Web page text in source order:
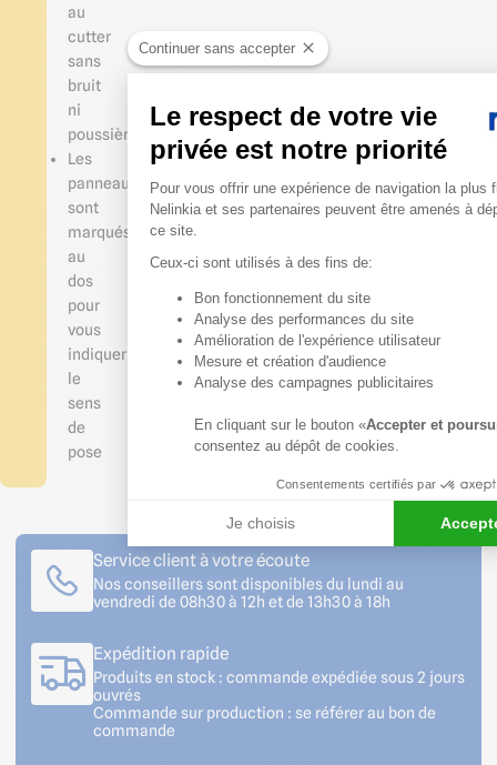
au
cutter
sans
bruit
ni
poussière
Les
panneaux
sont
marqués
au
dos
pour
vous
indiquer
le
sens
de
pose
Service client à votre écoute
Nos conseillers sont disponibles du lundi au
vendredi de 08h30 à 12h et de 13h30 à 18h
Expédition rapide
Produits en stock : commande expédiée sous 2 jours
ouvrés
Commande sur production : se référer au bon de
commande
Continuer sans accepter
Le respect de votre vie
privée est notre priorité
Plateforme de Gestion du
Pour vous offrir une expérience de navigation la plus
Nelinkia et ses partenaires peuvent être amenés à
ce site.
Ceux-ci sont utilisés à des fins de:
Bon fonctionnement du site
Analyse des performances du site
Amélioration de l'expérience utilisateur
Mesure et création d'audience
Analyse des campagnes publicitaires
En cliquant sur le bouton «Accepter et
consentez au dépôt de cookies.
Consentements certifiés par
Je choisis
Axeptio consent